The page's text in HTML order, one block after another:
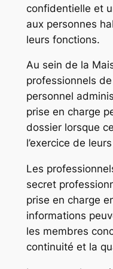
confidentielle et
aux personnes
leurs fonctions.
Au sein de la
professionnels
personnel
prise en charge
dossier lorsque
l’exercice de
Les
secret
prise en charge
informations
les membres
continuité et la